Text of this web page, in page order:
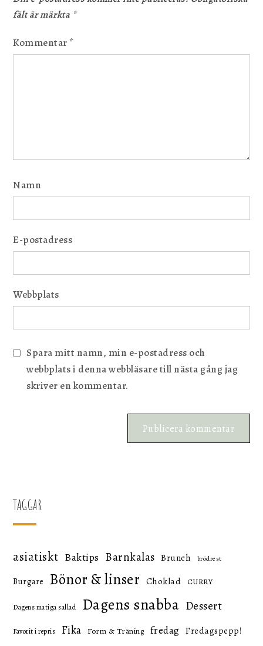
fält är märkta *
Kommentar*
Namn
E-postadress
Webbplats
Spara mitt namn, min e-postadress och
webbplats i denna webbläsare till nästa gång jag
skriver en kommentar.
TAGGAR
asiatiskt Baktips Barnkalas Brunch brödrest
Burgare Bönor & linser Choklad CURRY
Dagens matiga sallad Dagens snabba Dessert
Favorit i repris Fika Form & Träning fredag Fredagspepp!